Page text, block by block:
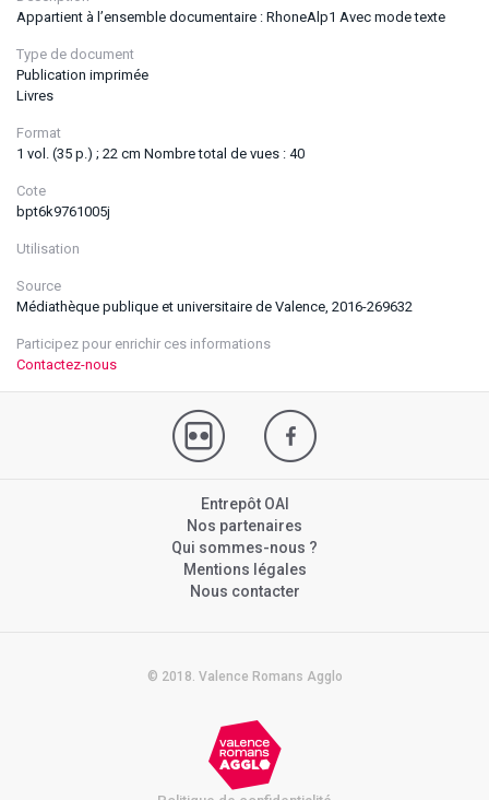
Appartient à l’ensemble documentaire : RhoneAlp1 Avec mode texte
Type de document
Publication imprimée
Livres
Format
1 vol. (35 p.) ; 22 cm Nombre total de vues : 40
Cote
bpt6k9761005j
Utilisation
Source
Médiathèque publique et universitaire de Valence, 2016-269632
Participez pour enrichir ces informations
Contactez-nous
Entrepôt OAI
Nos partenaires
Qui sommes-nous ?
Mentions légales
Nous contacter
© 2018. Valence Romans Agglo